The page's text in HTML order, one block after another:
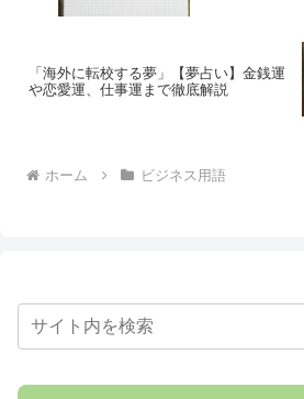
「海外に転校する夢」【夢占い】金銭運
や恋愛運、仕事運まで徹底解説
ホーム ビジネス用語